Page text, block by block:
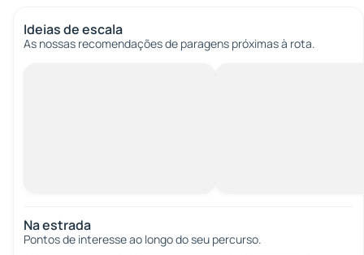
Ideias de escala
As nossas recomendações de paragens próximas à rota.
Na estrada
Pontos de interesse ao longo do seu percurso.